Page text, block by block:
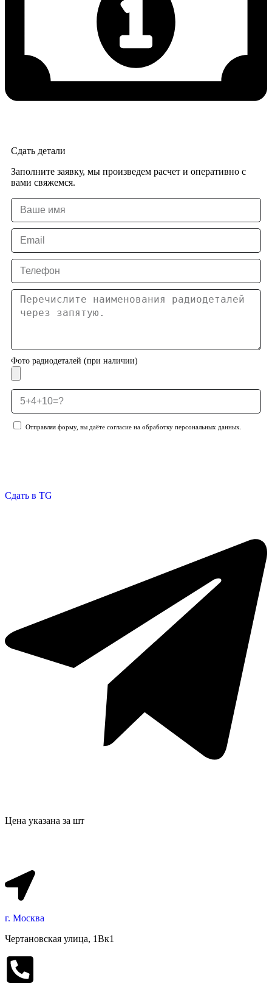
Сдать детали
Заполните заявку, мы произведем расчет и оперативно с
вами свяжемся.
Фото радиодеталей (при наличии)
Отправляя форму, вы даёте согласие на обработку персональных данных.
Сдать в TG
Цена указана за шт
г. Москва
Чертановская улица, 1Вк1